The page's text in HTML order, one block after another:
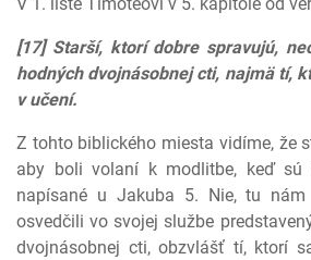
[17] Starší, ktorí dobre spravujú,
hodných dvojnásobnej cti, najmä tí,
v učení.
Z tohto biblického miesta vidíme, že
aby boli volaní k modlitbe, keď sú
napísané u Jakuba 5. Nie, tu
osvedčili vo svojej službe
dvojnásobnej cti, obzvlášť tí, ktorí